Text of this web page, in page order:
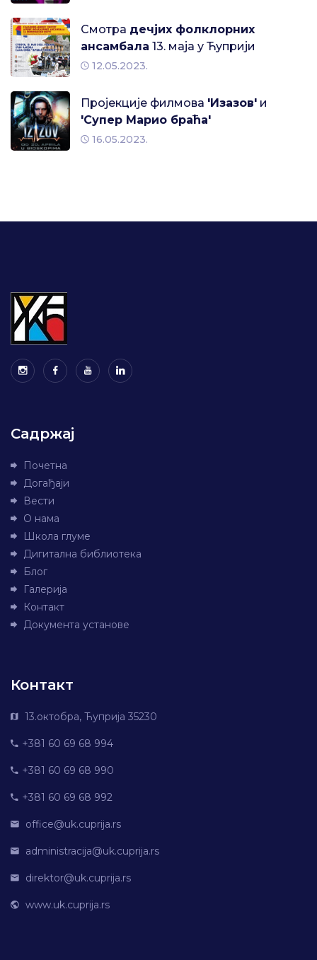
Смотра дечјих фолклорних
ансамбала 13. маја у Ћуприји
12.05.2023.
Пројекције филмова 'Изазов' и
'Супер Марио браћа'
16.05.2023.
Садржај
Почетна
Догађаји
Вести
О нама
Школа глуме
Дигитална библиотека
Блог
Галерија
Контакт
Документа установе
Контакт
13.октобра, Ћуприја 35230
+381 60 69 68 994
+381 60 69 68 990
+381 60 69 68 992
office@uk.cuprija.rs
administracija@uk.cuprija.rs
direktor@uk.cuprija.rs
www.uk.cuprija.rs